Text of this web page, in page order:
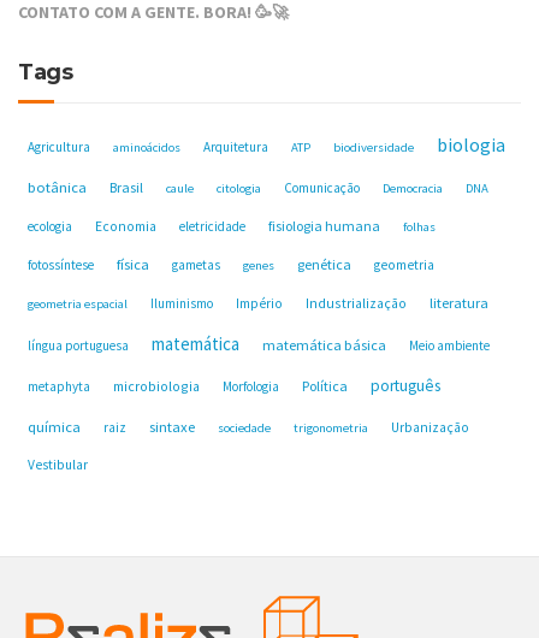
CONTATO COM A GENTE. BORA! 🥳🚀
Tags
Agricultura aminoácidos Arquitetura ATP biodiversidade biologia
botânica Brasil caule citologia Comunicação Democracia DNA
ecologia Economia eletricidade fisiologia humana folhas
fotossíntese física gametas genes genética geometria
geometria espacial Iluminismo Império Industrialização literatura
língua portuguesa matemática matemática básica Meio ambiente
metaphyta microbiologia Morfologia Política português
química raiz sintaxe sociedade trigonometria Urbanização
Vestibular